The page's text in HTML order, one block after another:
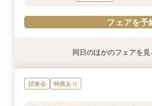
フェアを予
特典あり
【少人数で叶える結婚
アットホームWD
特典あり
【料理重視の方必見
ブリアン×オマールコ
【フォト婚・挙式のみ
なんでも相談会◆
特典あり
【２件目以降の見学の
＆予算相談会＼ドレス
衣装試着 特典あり
【40～70名おすすめ
＆会場見学×じっくり
衣装試着 特典あり
【初めて見学に】マ
典＆来館7万ギフト｜
特典あり
平日限定開催！マイナ
★【来館7万ギフト×最
同日のほかのフェアを見
試食会 特典あり